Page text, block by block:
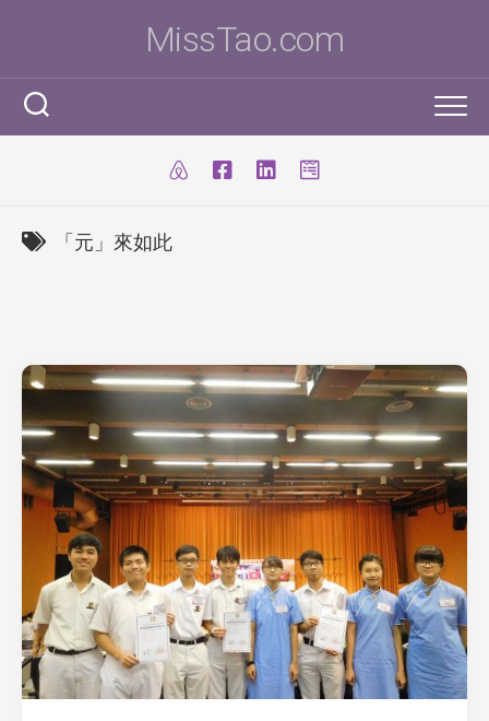
MissTao.com
I.T. Team
九連環
環保黏土膠
天然敷貼
澱粉之可塑性
CryptoDefender
國際科學與工程大獎賽(ISEF)
全國青少年科技創新大賽 (CASTIC)
香港青少年科技創新大賽
香港學生科學比賽
SBA
練習時間表
注意事項
我的獎項
我的文章
自家小玩意
「元」來如此